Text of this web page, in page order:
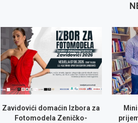
Zavidovići domaćin Izbora za
Fotomodela Zeničko-